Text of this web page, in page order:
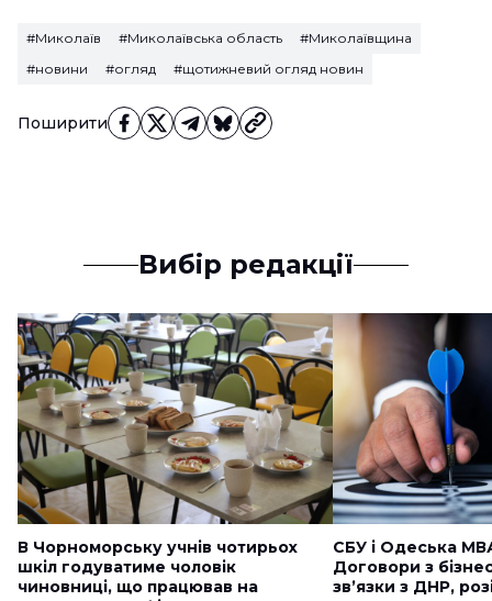
Поширити
#Миколаїв #Миколаївська область
#Миколаївщина
#новини
#огляд #щотижневий огляд новин
Вибір редакції
В Чорноморську учнів чотирьох
шкіл годуватиме чоловік
чиновниці, що працював на
СБУ і Одеська
Договори з
звʼязки з ДНР,